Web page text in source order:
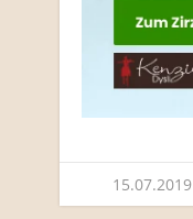
15.07.2019